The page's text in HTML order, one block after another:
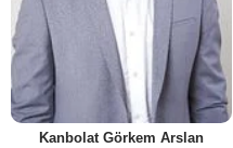
Kanbolat Görkem Arslan